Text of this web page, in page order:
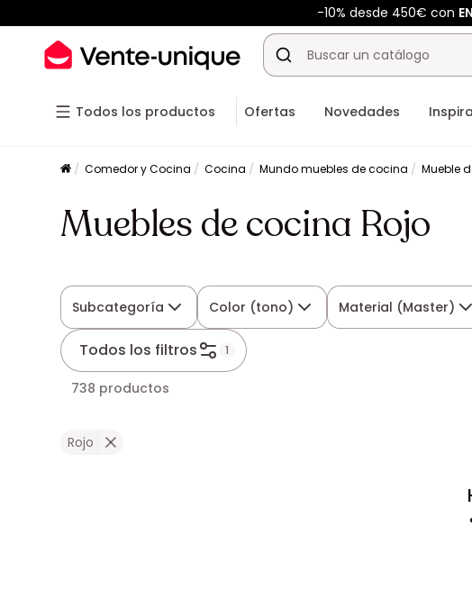
-10% desde 450€ con
Todos los productos Ofertas Novedades
Comedor y Cocina Cocina Mundo muebles de cocina Mueble
Muebles de cocina Rojo
Subcategoría Color (tono) Material (Master)
Todos los filtros 1
738 productos
Rojo